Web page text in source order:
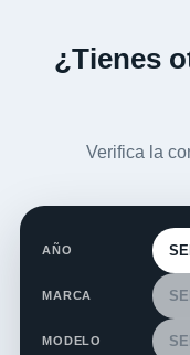
¿Tienes
Verifica la
AÑO
MARCA
MODELO